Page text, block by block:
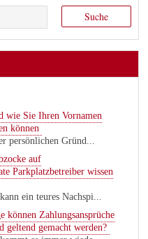
wie Sie Ihren Vornamen
können
persönlichen Gründ...
auf
Parkplatzbetreiber wissen
ein teures Nachspi...
können Zahlungsansprüche
gemacht werden?